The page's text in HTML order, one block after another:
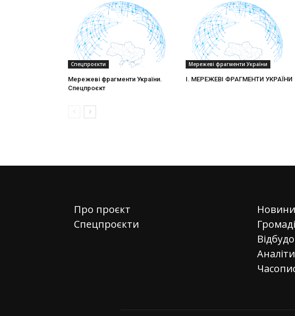
Спецпроєкти
Мережеві фрагменти України.
Спецпроєкт
Мережеві фрагменти України
I. МЕРЕЖЕВІ ФРАГМЕНТИ УКРАЇНИ
Про проєкт
Спецпроєкти
Новини
Громаді